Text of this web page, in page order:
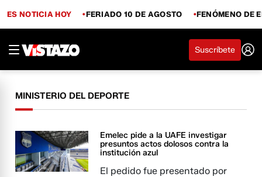
ES NOTICIA HOY FERIADO 10 DE AGOSTO FENÓMENO DE
Suscríbete
MINISTERIO DEL DEPORTE
Emelec pide a la UAFE investigar
presuntos actos dolosos contra la
institución azul
El pedido fue presentado por